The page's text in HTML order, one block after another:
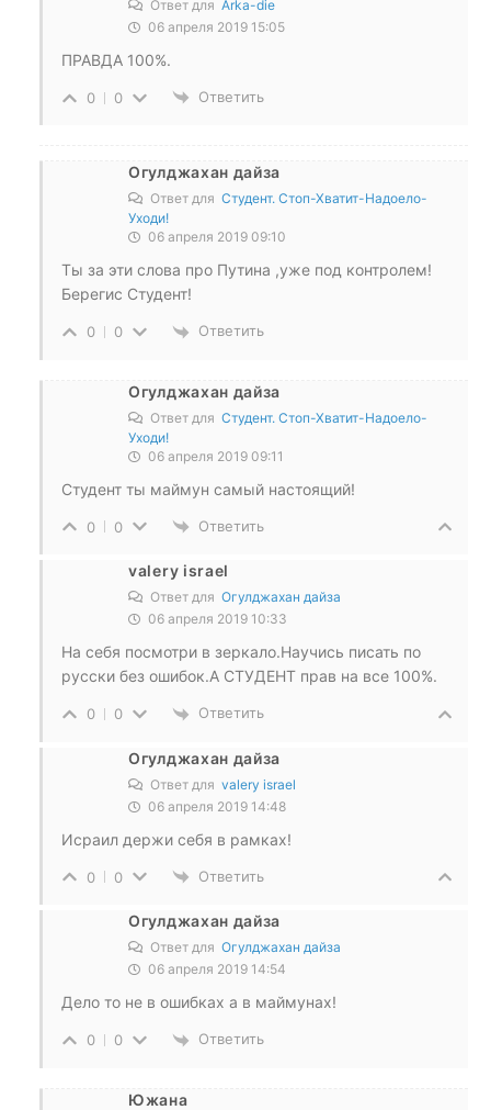
Ответ для Arka-die
06 апреля 2019 15:05
ПРАВДА 100%.
0 0 Ответить
Огулджахан дайза
Ответ для Студент. Стоп-Хватит-Надоело-
Уходи!
06 апреля 2019 09:10
Ты за эти слова про Путина ,уже под контролем!
Берегис Студент!
0 0 Ответить
Огулджахан дайза
Ответ для Студент. Стоп-Хватит-Надоело-
Уходи!
06 апреля 2019 09:11
Студент ты маймун самый настоящий!
0 0 Ответить
valery israel
Ответ для Огулджахан дайза
06 апреля 2019 10:33
На себя посмотри в зеркало.Научись писать по
русски без ошибок.А СТУДЕНТ прав на все 100%.
0 0 Ответить
Огулджахан дайза
Ответ для valery israel
06 апреля 2019 14:48
Исраил держи себя в рамках!
0 0 Ответить
Огулджахан дайза
Ответ для Огулджахан дайза
06 апреля 2019 14:54
Дело то не в ошибках а в маймунах!
0 0 Ответить
Южана